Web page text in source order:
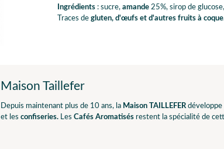
Ingrédients : sucre, amande 25%, sirop de
Traces de gluten, d'œufs et d'autres fruits à coque
Maison Taillefer
Depuis maintenant plus de 10 ans, la Maison TAILLEFERdéveloppe
et les confiseries. Les Cafés Aromatisés restent la spécialité de